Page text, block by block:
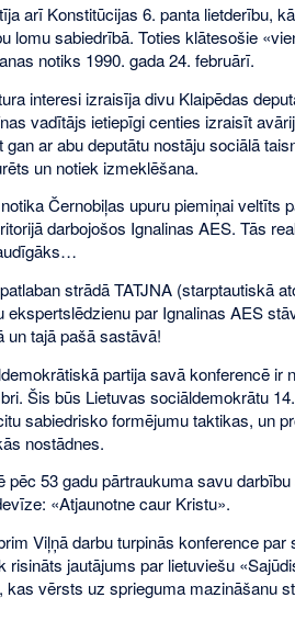
arī Konstitūcijas 6. panta lietderību,
lomu sabiedrībā. Toties klātesošie
notiks 1990. gada 24. februārī.
interesi izraisīja divu Klaipēdas
vadītājs ietiepīgi centies izraisīt
gan ar abu deputātu nostāju sociālā
un notiek izmeklēšana.
Černobiļas upuru piemiņai veltīts
darbojošos Ignalinas AES. Tās
strādā TATJNA (starptautiskā
ekspertslēdzienu par Ignalinas AES
un tajā pašā sastāvā!
partija savā konferencē
Šis būs Lietuvas sociāldemokrātu
sabiedrisko formējumu taktikas, un
nostādnes.
pēc 53 gadu pārtraukuma savu
«Atjaunotne caur Kristu».
Viļņā darbu turpinās konference
risināts jautājums par lietuviešu
kas vērsts uz sprieguma mazināšanu